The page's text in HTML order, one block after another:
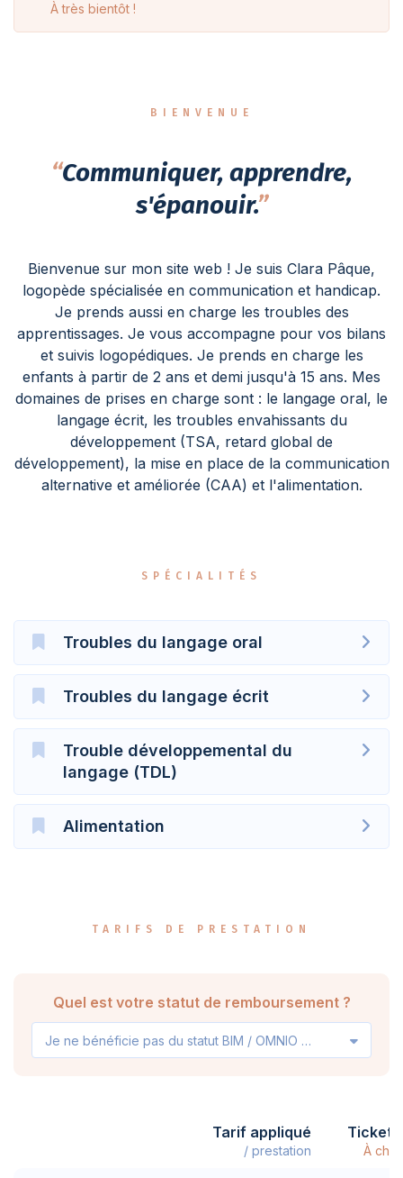
À très bientôt !
BIENVENUE
“Communiquer, apprendre,
s'épanouir.”
Bienvenue sur mon site web ! Je suis Clara Pâque,
logopède spécialisée en communication et handicap.
Je prends aussi en charge les troubles des
apprentissages. Je vous accompagne pour vos bilans
et suivis logopédiques. Je prends en charge les
enfants à partir de 2 ans et demi jusqu'à 15 ans. Mes
domaines de prises en charge sont : le langage oral, le
langage écrit, les troubles envahissants du
développement (TSA, retard global de
développement), la mise en place de la communication
alternative et améliorée (CAA) et l'alimentation.
SPÉCIALITÉS
Troubles du langage oral
Troubles du langage écrit
Trouble développemental du
langage (TDL)
Alimentation
TARIFS DE PRESTATION
Quel est votre statut de remboursement ?
Je ne bénéficie pas du statut BIM / OMNIO / VIPO
Tarif appliqué
/ prestation
Ticket
À